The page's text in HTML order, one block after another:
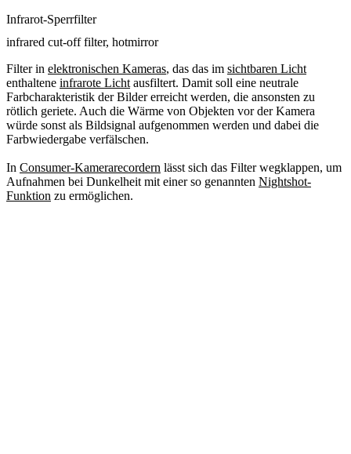
Infrarot-Sperrfilter
infrared cut-off filter, hotmirror
Filter in elektronischen Kameras, das das im sichtbaren Licht
enthaltene infrarote Licht ausfiltert. Damit soll eine neutrale
Farbcharakteristik der Bilder erreicht werden, die ansonsten zu
rötlich geriete. Auch die Wärme von Objekten vor der Kamera
würde sonst als Bildsignal aufgenommen werden und dabei die
Farbwiedergabe verfälschen.
In Consumer-Kamerarecordern lässt sich das Filter wegklappen, um
Aufnahmen bei Dunkelheit mit einer so genannten Nightshot-
Funktion zu ermöglichen.